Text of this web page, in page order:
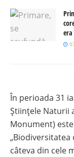
era
În perioada 31
Științele Naturii
Monument)
„Biodiversitatea
câteva din cele